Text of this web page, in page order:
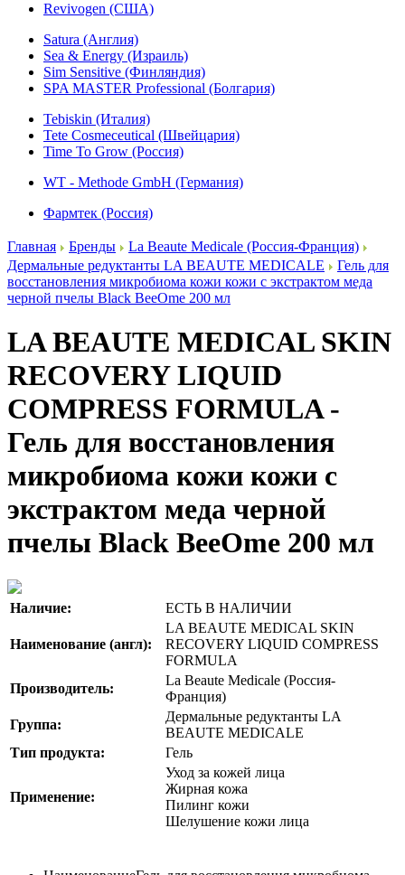
Revivogen (США)
Satura (Англия)
Sea & Energy (Израиль)
Sim Sensitive (Финляндия)
SPA MASTER Professional (Болгария)
Tebiskin (Италия)
Tete Cosmeceutical (Швейцария)
Time To Grow (Россия)
WT - Methode GmbH (Германия)
Фармтек (Россия)
Главная Бренды
La Beaute Medicale (Россия-Франция)
Дермальные редуктанты LA BEAUTE MEDICALE
Гель для
восстановления микробиома кожи кожи с экстрактом меда
черной пчелы Black BeeOme 200 мл
LA BEAUTE MEDICAL SKIN
RECOVERY LIQUID
COMPRESS FORMULA -
Гель для восстановления
микробиома кожи кожи с
экстрактом меда черной
пчелы Black BeeOme 200 мл
Наличие: ЕСТЬ В НАЛИЧИИ
Наименование (англ):
LA BEAUTE MEDICAL SKIN
RECOVERY LIQUID COMPRESS
FORMULA
Производитель:
La Beaute Medicale (Россия-
Франция)
Группа:
Дермальные редуктанты LA
BEAUTE MEDICALE
Тип продукта:
Гель
Применение:
Уход за кожей лица
Жирная кожа
Пилинг кожи
Шелушение кожи лица